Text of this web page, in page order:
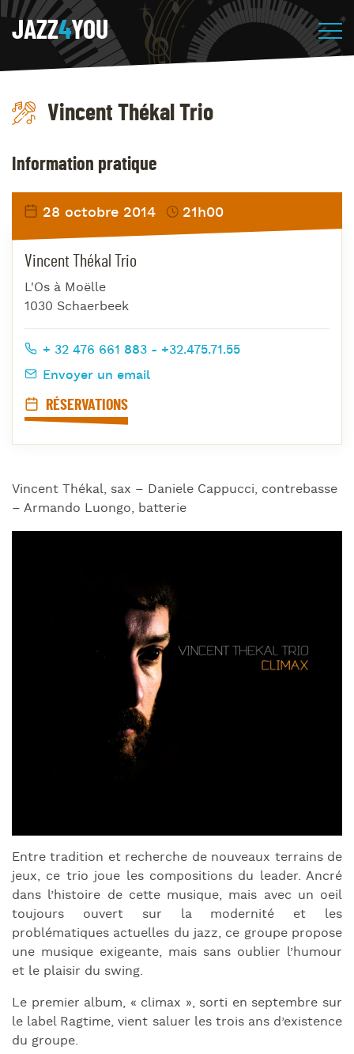
JAZZ4YOU
Vincent Thékal Trio
Vincent Thékal, sax – Daniele Cappucci, contrebasse
– Armando Luongo, batterie
Entre tradition et recherche de nouveaux terrains de
jeux, ce trio joue les compositions du leader. Ancré
dans l’histoire de cette musique, mais avec un oeil
toujours ouvert sur la modernité et les
problématiques actuelles du jazz, ce groupe propose
une musique exigeante, mais sans oublier l’humour
et le plaisir du swing.
Le premier album, « climax », sorti en septembre sur
le label Ragtime, vient saluer les trois ans d’existence
du groupe.
Information pratique
28 octobre 2014 21h00
Vincent Thékal Trio
L'Os à Moëlle
1030 Schaerbeek
+ 32 476 661 883 - +32.475.71.55
Envoyer un email
RÉSERVATIONS